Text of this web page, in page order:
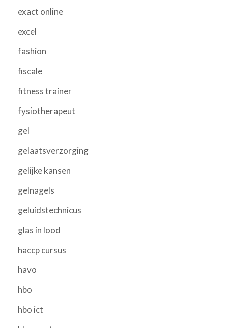
exact online
excel
fashion
fiscale
fitness trainer
fysiotherapeut
gel
gelaatsverzorging
gelijke kansen
gelnagels
geluidstechnicus
glas in lood
haccp cursus
havo
hbo
hbo ict